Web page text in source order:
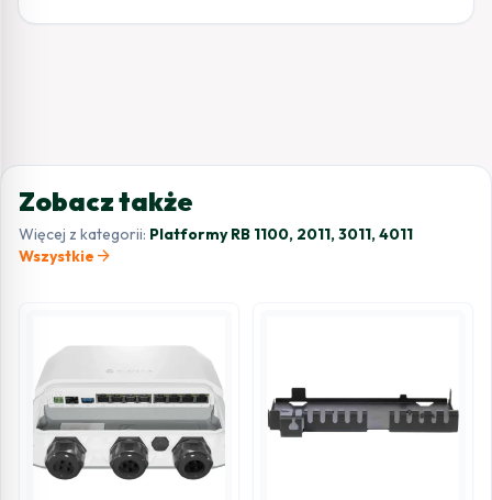
Zobacz także
Więcej z kategorii: Platformy RB 1100, 2011, 3011, 4011
Wszystkie arrow_forward